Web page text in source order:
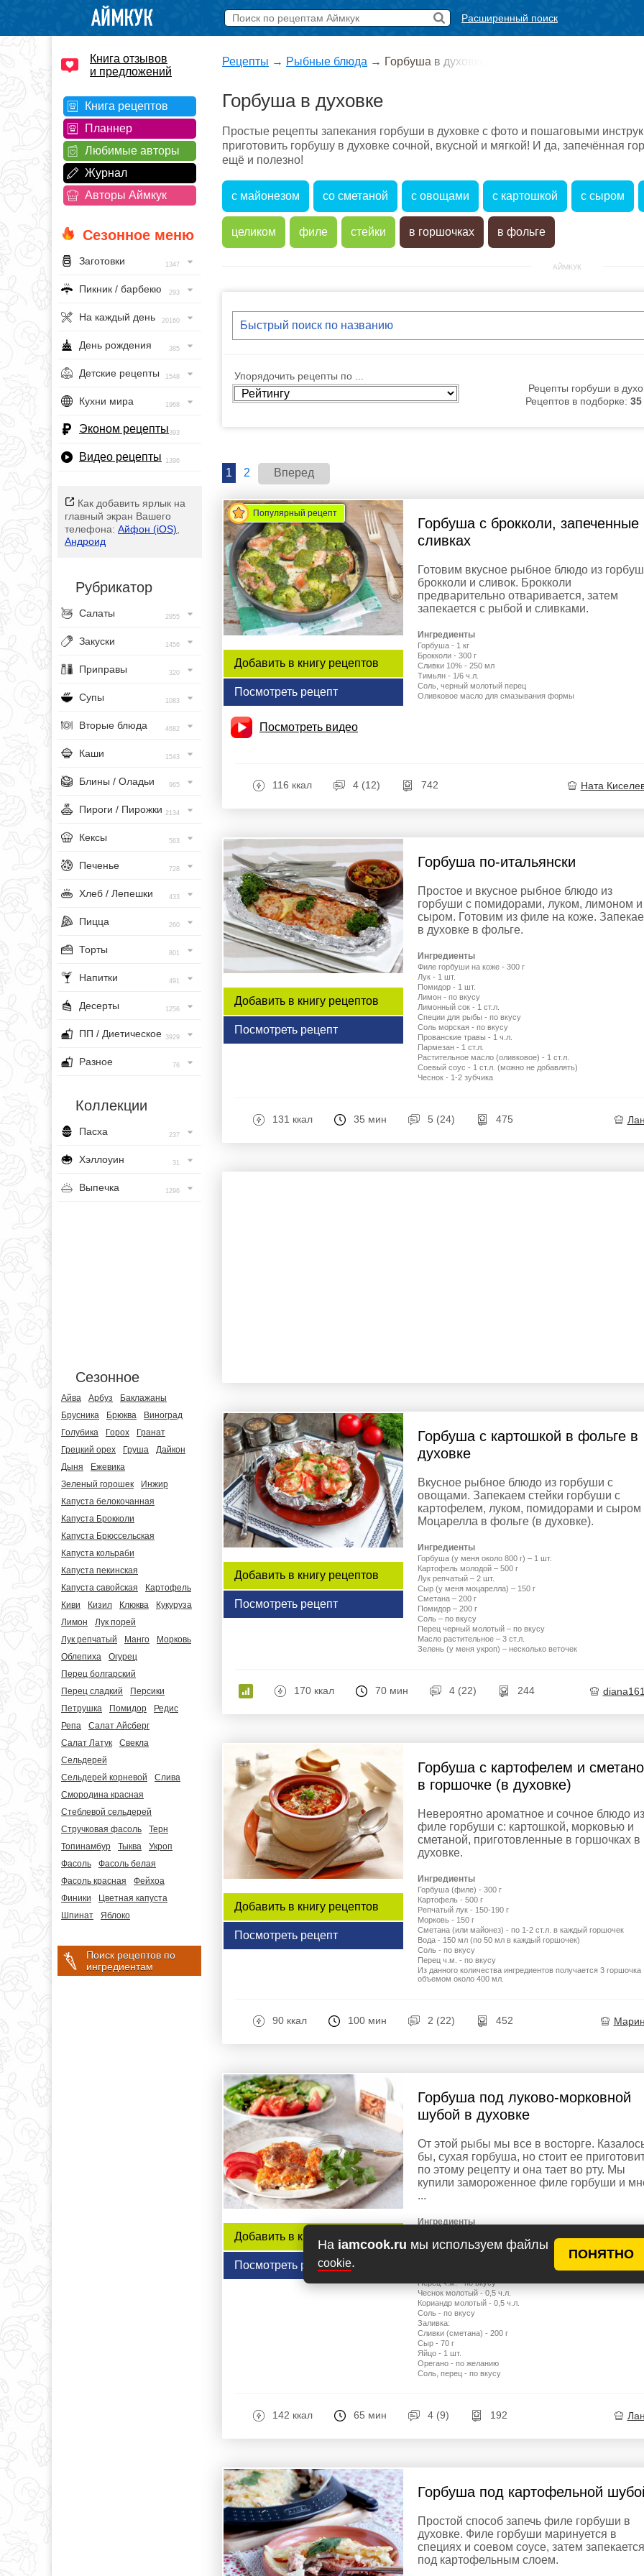
На iamcook.ru мы используем файлы
cookie.
ПОНЯТНО
Расширенный поиск
Книга отзывов
и предложений
Книга рецептов
Планнер
Любимые авторы
Журнал
Авторы Аймкук
Сезонное меню
Заготовки 1347
Пикник / барбекю 293
На каждый день 20160
День рождения 385
Детские рецепты 1548
Кухни мира 1968
Эконом рецепты393
Видео рецепты 1396
Как добавить ярлык на
главный экран Вашего
телефона: Айфон (iOS)
Андроид
Рубрикатор
Салаты 2955
Закуски 1456
Приправы 320
Супы 1083
Вторые блюда 4682
Каши 1543
Блины / Оладьи 965
Пироги / Пирожки 2134
Кексы 563
Печенье 728
Хлеб / Лепешки 433
Пицца 260
Торты 801
Напитки 491
Десерты 1256
ПП / Диетическое 3929
Разное 76
Коллекции
Пасха 237
Хэллоуин 31
Выпечка 1296
Сезонное
Айва Арбуз
Баклажаны
Брусника
Брюква
Виноград
Голубика
Горох
Гранат
Грецкий орех
Груша
Дайкон
Дыня
Ежевика
Зеленый горошек
Инжир
Капуста белокочанная
Капуста Брокколи
Капуста Брюссельская
Капуста кольраби
Капуста пекинская
Капуста савойская
Картофель
Киви
Кизил Клюква
Кукуруза
Лимон
Лук порей
Лук репчатый
Манго
Морковь
Облепиха
Огурец
Перец болгарский
Перец сладкий
Персики
Петрушка
Помидор
Редис
Репа
Салат Айсберг
Салат Латук
Свекла
Сельдерей
Сельдерей корневой
Слива
Смородина красная
Стеблевой сельдерей
Стручковая фасоль
Терн
Топинамбур
Тыква
Укроп
Фасоль
Фасоль белая
Фасоль красная
Фейхоа
Финики
Цветная капуста
Шпинат
Яблоко
Поиск рецептов по
ингредиентам
Рецепты → Рыбные блюда → Горбуша в духовке
Горбуша в духовке
Простые рецепты запекания горбуши в духовке с фото и пошаговыми
приготовить горбушу в духовке сочной, вкусной и мягкой! И да, запечённая
ещё и полезно!
с майонезом со сметаной с овощами с картошкой с сыром
целиком филе стейки в горшочках в фольге
АЙМКУК
Упорядочить рецепты по ...
Рецепты горбуши в
Рецептов в подборке: 35
1 2 Вперед
Популярный рецепт
Добавить в книгу рецептов
Посмотреть рецепт
Посмотреть видео
Горбуша с брокколи, запеченные
сливках
Готовим вкусное рыбное блюдо из
брокколи и сливок. Брокколи
предварительно отваривается, затем
запекается с рыбой и сливками.
Ингредиенты
Горбуша - 1 кг
Брокколи - 300 г
Сливки 10% - 250 мл
Тимьян - 1/6 ч.л.
Соль, черный молотый перец
Оливковое масло для смазывания формы
116 ккал 4 (12) 742 Ната
Добавить в книгу рецептов
Посмотреть рецепт
Горбуша по-итальянски
Простое и вкусное рыбное блюдо из
горбуши с помидорами, луком, лимоном и
сыром. Готовим из филе на коже.
в духовке в фольге.
Ингредиенты
Филе горбуши на коже - 300 г
Лук - 1 шт.
Помидор - 1 шт.
Лимон - по вкусу
Лимонный сок - 1 ст.л.
Специи для рыбы - по вкусу
Соль морская - по вкусу
Прованские травы - 1 ч.л.
Пармезан - 1 ст.л.
Растительное масло (оливковое) - 1 ст.л.
Соевый соус - 1 ст.л. (можно не добавлять)
Чеснок - 1-2 зубчика
131 ккал 35 мин 5 (24) 475
Добавить в книгу рецептов
Посмотреть рецепт
Горбуша с картошкой в фольге в
духовке
Вкусное рыбное блюдо из горбуши с
овощами. Запекаем стейки горбуши с
картофелем, луком, помидорами и сыром
Моцарелла в фольге (в духовке).
Ингредиенты
Горбуша (у меня около 800 г) – 1 шт.
Картофель молодой – 500 г
Лук репчатый – 2 шт.
Сыр (у меня моцарелла) – 150 г
Сметана – 200 г
Помидор – 200 г
Соль – по вкусу
Перец черный молотый – по вкусу
Масло растительное – 3 ст.л.
Зелень (у меня укроп) – несколько веточек
170 ккал 70 мин 4 (22) 244
Добавить в книгу рецептов
Посмотреть рецепт
Горбуша с картофелем и
в горшочке (в духовке)
Невероятно ароматное и сочное блюдо из
филе горбуши с: картошкой, морковью и
сметаной, приготовленные в горшочках в
духовке.
Ингредиенты
Горбуша (филе) - 300 г
Картофель - 500 г
Репчатый лук - 150-190 г
Морковь - 150 г
Сметана (или майонез) - по 1-2 ст.л. в каждый горшочек
Вода - 150 мл (по 50 мл в каждый горшочек)
Соль - по вкусу
Перец ч.м. - по вкусу
Из данного количества ингредиентов получается 3 горшочка
объемом около 400 мл.
90 ккал 100 мин 2 (22) 452
Добавить в книгу рецептов
Посмотреть рецепт
Горбуша под луково-морковной
шубой в духовке
От этой рыбы мы все в восторге.
бы, сухая горбуша, но стоит ее
по этому рецепту и она тает во рту. Мы
купили замороженное филе горбуши и
...
Ингредиенты
Лук репчатый - 1 шт.
Перец ч.м. - по вкусу
Чеснок молотый - 0,5 ч.л.
Кориандр молотый - 0,5 ч.л.
Соль - по вкусу
Заливка:
Сливки (сметана) - 200 г
Сыр - 70 г
Яйцо - 1 шт.
Орегано - по желанию
Соль, перец - по вкусу
142 ккал 65 мин 4 (9) 192
Горбуша под картофельной
Простой способ запечь филе горбуши в
духовке. Филе горбуши маринуется в
специях и соевом соусе, затем запекается
под картофельным слоем.